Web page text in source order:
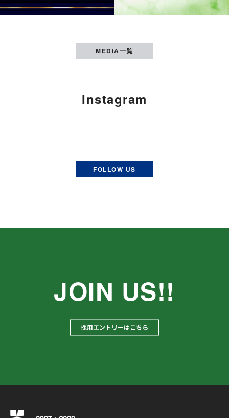
MEDIA一覧
Instagram
FOLLOW US
JOIN US!!
採用エントリーはこちら